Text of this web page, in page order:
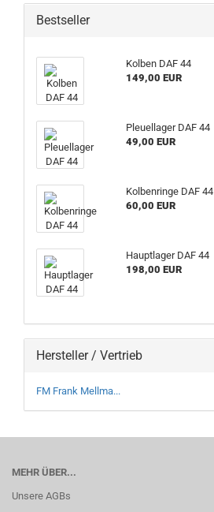
Bestseller
Kolben DAF 44
149,00 EUR
Pleuellager DAF 44
49,00 EUR
Kolbenringe DAF 44
60,00 EUR
Hauptlager DAF 44
198,00 EUR
Hersteller / Vertrieb
FM Frank Mellma...
MEHR ÜBER...
Unsere AGBs